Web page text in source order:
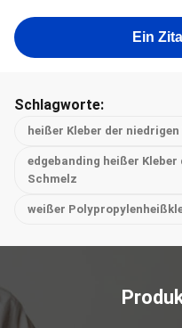
Ein
Schlagworte:
heißer Kleber der
edgebanding heißer
Schmelz
weißer